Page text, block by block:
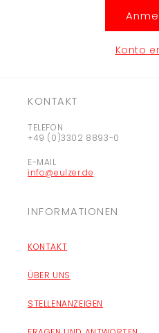
Konto
KONTAKT
TELEFON
+49 (0)3302 8893-0
E-MAIL
info@eulzer.de
INFORMATIONEN
KONTAKT
ÜBER UNS
STELLENANZEIGEN